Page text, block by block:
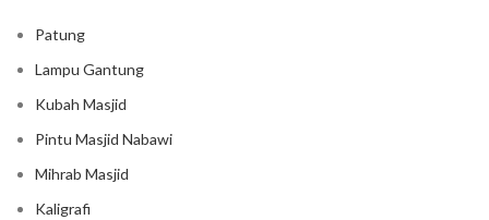
Patung
Lampu Gantung
Kubah Masjid
Pintu Masjid Nabawi
Mihrab Masjid
Kaligrafi